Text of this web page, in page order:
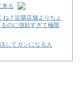
来る
？近隣店舗よりちょ
のに強欲すぎて極限
してガンになる人